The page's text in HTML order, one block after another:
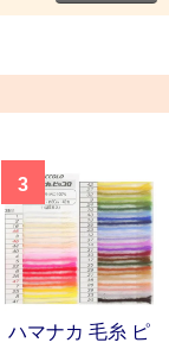
3
ハマナカ 毛糸 ピ